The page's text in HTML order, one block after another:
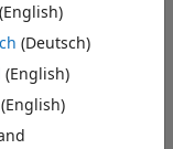
(Deutsch)
(English)
(English)
用程序状态